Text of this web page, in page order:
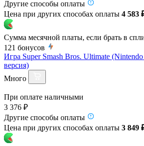
Другие способы оплаты
Цена при других способах оплаты 4 583
Сумма месячной платы, если брать в
121 бонусов
Игра Super Smash Bros. Ultimate
версия)
Много
При оплате наличными
3 376 ₽
Другие способы оплаты
Цена при других способах оплаты 3 849